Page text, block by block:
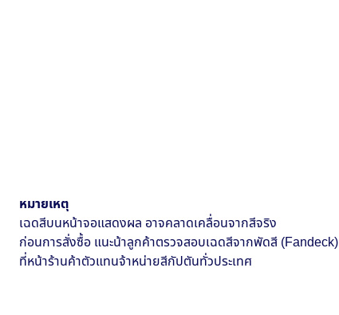
หมายเหตุ
เฉดสีบนหน้าจอแสดงผล อาจคลาดเคลื่อนจากสีจริง
ก่อนการสั่งซื้อ แนะน้าลูกค้าตรวจสอบเฉดสีจากพัดสี (Fandeck)
ที่หน้าร้านค้าตัวแทนจ้าหน่ายสีกัปตันทั่วประเทศ